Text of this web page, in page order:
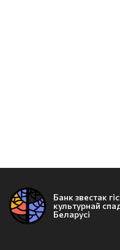
Банк звестак
культурнай
Беларусі